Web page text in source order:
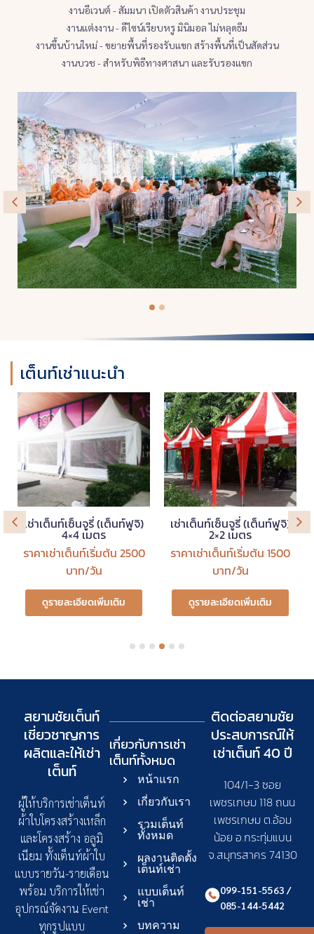
งานอีเวนต์ - สัมมนา เปิดตัวสินค้า งานประชุม
งานแต่งงาน - ดีไซน์เรียบหรู มินิมอล ไม่หลุดธีม
งานขึ้นบ้านใหม่ - ขยายพื้นที่รองรับแขก สร้างพื้นที่เป็นสัดส่วน
งานบวช - สำหรับพิธีทางศาสนา และรับรองแขก
เต็นท์เช่าแนะนำ
เช่าเต็นท์เซ็นจูรี่ (เต็นท์ฟูจิ)
4×4 เมตร
ราคาเช่าเต็นท์เริ่มต้น 2500
บาท/วัน
ดูรายละเอียดเพิ่มเติม
เช่าเต็นท์เซ็นจูรี่ (เต็นท์ฟูจิ)
2×2 เมตร
ราคาเช่าเต็นท์เริ่มต้น 1500
บาท/วัน
ดูรายละเอียดเพิ่มเติม
สยามชัยเต็นท์
เชี่ยวชาญการ
ผลิตและให้เช่า
เต็นท์
ผู้ให้บริการเช่าเต็นท์
ผ้าใบโครงสร้างเหล็ก
และโครงสร้าง อลูมิ
เนียม ทั้งเต็นท์ผ้าใบ
แบบรายวัน-รายเดือน
พร้อม บริการให้เช่า
อุปกรณ์จัดงาน Event
ทุกรูปแบบ
เกี่ยวกับการเช่า
เต็นท์ทั้งหมด
หน้าแรก
เกี่ยวกับเรา
รวมเต็นท์
ทั้งหมด
ผลงานติดตั้ง
เต็นท์เช่า
แบบเต็นท์
เช่า
บทความ
ติดต่อสยามชัย
ประสบการณ์ให้
เช่าเต็นท์ 40 ปี
104/1-3 ซอย
เพชรเกษม 118 ถนน
เพชรเกษม ต.อ้อม
น้อย อ.กระทุ่มแบน
จ.สมุทรสาคร 74130
099-151-5563 /
085-144-5442